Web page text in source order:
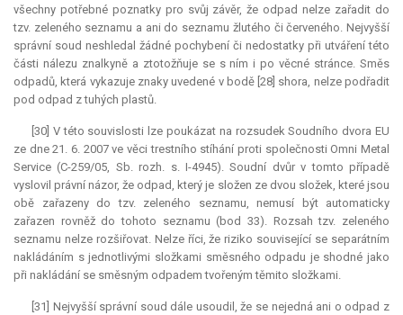
všechny potřebné poznatky pro svůj závěr, že odpad nelze zařadit do
tzv. zeleného seznamu a ani do seznamu žlutého či červeného. Nejvyšší
správní soud neshledal žádné pochybení či nedostatky při utváření této
části nálezu znalkyně a ztotožňuje se s ním i po věcné stránce. Směs
odpadů, která vykazuje znaky uvedené v bodě [28] shora, nelze podřadit
pod odpad z tuhých plastů.
[30] V této souvislosti lze poukázat na rozsudek Soudního dvora EU
ze dne 21. 6. 2007 ve věci trestního stíhání proti společnosti Omni Metal
Service (C-259/05, Sb. rozh. s. I-4945). Soudní dvůr v tomto případě
vyslovil právní názor, že odpad, který je složen ze dvou složek, které jsou
obě zařazeny do tzv. zeleného seznamu, nemusí být automaticky
zařazen rovněž do tohoto seznamu (bod 33). Rozsah tzv. zeleného
seznamu nelze rozšiřovat. Nelze říci, že riziko související se separátním
nakládáním s jednotlivými složkami směsného odpadu je shodné jako
při nakládání se směsným odpadem tvořeným těmito složkami.
[31] Nejvyšší správní soud dále usoudil, že se nejedná ani o odpad z